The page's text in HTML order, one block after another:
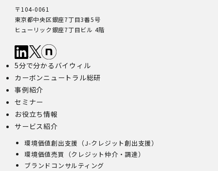
10.保有個人データの開示等
当社の保有個人データについて、利用目的の通知・開示・
内容の訂正・追加又は削除・利用の停止・消去、第三者へ
といいます。）をご希望の場合は、本人又はその代理人か
らのお申し出であることを確認した上で対応いたします。
もし、ご希望の全部又は一部に応じられない場合はその理
由をご説明いたします。
出に関する連絡・事務手続に必要な範囲でのみ利用しま
す。
(1)開示等の求めのお申し出先
に定める要件を満たす場合には、当社の定める手続に従っ
て速やかに対応します。
開示等のお求めについては、以下のお問い合わせ窓口まで
〒104-0061
東京都中央区銀座7丁目3番5号
ヒューリック銀座7丁目ビル 4階
5分で分かるバイウィル
カーボンニュートラル総研
事例紹介
セミナー
お役立ち情報
サービス紹介
環境価値創出支援（J-クレジット創出支援）
環境価値売買（クレジット仲介・調達）
ブランドコンサルティング